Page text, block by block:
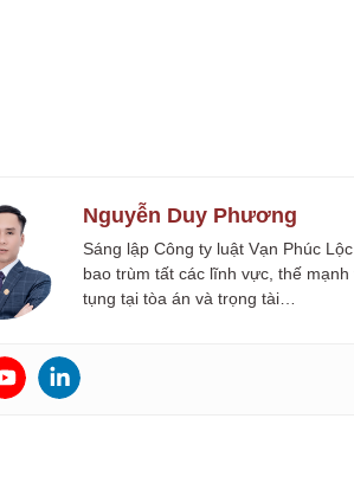
Nguyễn Duy Phương
Sáng lập Công ty luật Vạn Phúc
bao trùm tất các lĩnh vực, thế
tụng tại tòa án và trọng tài…